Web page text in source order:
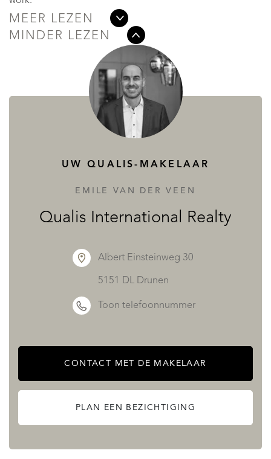
MEER LEZEN
MINDER LEZEN
UW QUALIS-MAKELAAR
EMILE VAN DER VEEN
Qualis International Realty
Albert Einsteinweg 30
5151 DL Drunen
Toon telefoonnummer
CONTACT MET DE MAKELAAR
PLAN EEN BEZICHTIGING